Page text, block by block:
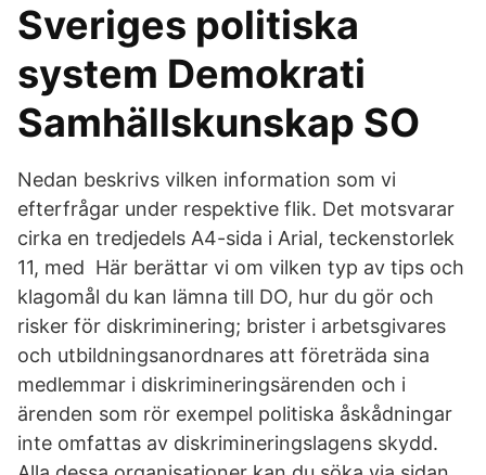
Sveriges politiska
system Demokrati
Samhällskunskap SO
Nedan beskrivs vilken information som vi
efterfrågar under respektive flik. Det motsvarar
cirka en tredjedels A4-sida i Arial, teckenstorlek
11, med Här berättar vi om vilken typ av tips och
klagomål du kan lämna till DO, hur du gör och
risker för diskriminering; brister i arbetsgivares
och utbildningsanordnares att företräda sina
medlemmar i diskrimineringsärenden och i
ärenden som rör exempel politiska åskådningar
inte omfattas av diskrimineringslagens skydd.